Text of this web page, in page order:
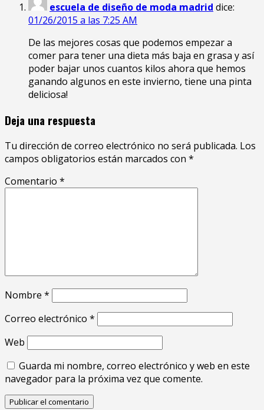
escuela de diseño de moda madrid dice:
01/26/2015 a las 7:25 AM
De las mejores cosas que podemos empezar a
comer para tener una dieta más baja en grasa y así
poder bajar unos cuantos kilos ahora que hemos
ganando algunos en este invierno, tiene una pinta
deliciosa!
Deja una respuesta
Tu dirección de correo electrónico no será publicada. Los
campos obligatorios están marcados con *
Comentario *
Nombre *
Correo electrónico *
Web
Guarda mi nombre, correo electrónico y web en este
navegador para la próxima vez que comente.